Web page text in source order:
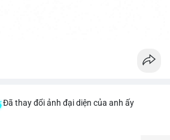
Đã thay đổi ảnh đại diện của anh ấy